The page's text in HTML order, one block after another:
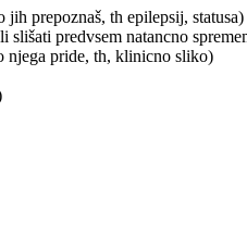
prepoznaš, th epilepsij, statusa)
slišati predvsem natancno
njega pride, th, klinicno sliko)